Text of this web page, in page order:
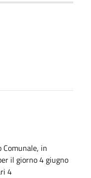
Comunale, in
il giorno 4 giugno
4